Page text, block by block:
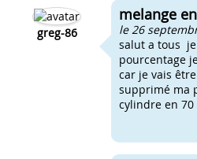
greg-86
melange
le 26
salut a tous
pourcentage
car je vais
supprimé ma
cylindre en